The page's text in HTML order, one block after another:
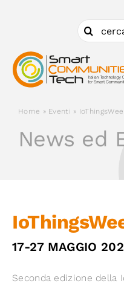
Cerca
per:
Iniziative
Home » Eventi »
News ed
17-27 MAGGIO
Seconda edizione della